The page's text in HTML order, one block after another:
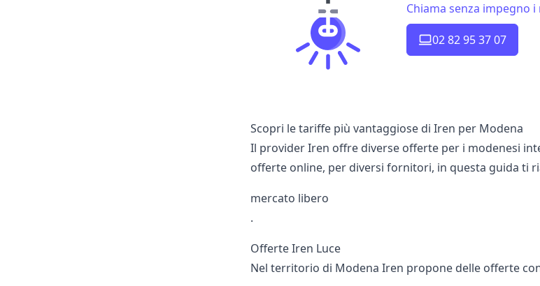
Chiama senza impegno
02 82 95 37 07
Scopri le tariffe più vantaggiose di Iren per Modena
Il provider Iren offre diverse offerte per i modenesi
offerte online, per diversi fornitori, in questa guida ti
mercato libero
.
Offerte Iren Luce
Nel territorio di Modena Iren propone delle offerte